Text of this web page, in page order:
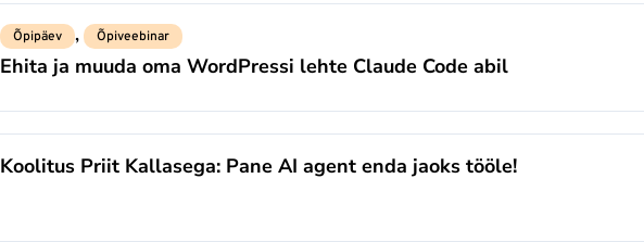
Õpipäev , Õpiveebinar
Ehita ja muuda oma WordPressi lehte Claude Code abil
Koolitus Priit Kallasega: Pane AI agent enda jaoks tööle!